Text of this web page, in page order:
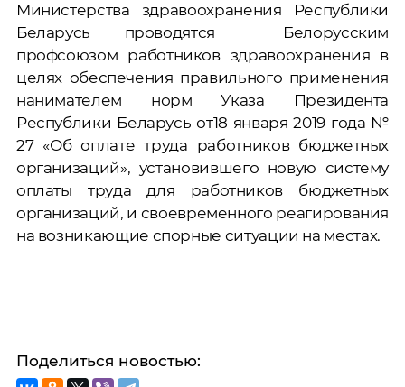
Министерства здравоохранения Республики
Беларусь проводятся Белорусским
профсоюзом работников здравоохранения в
целях обеспечения правильного применения
нанимателем норм Указа Президента
Республики Беларусь от18 января 2019 года №
27 «Об оплате труда работников бюджетных
организаций», установившего новую систему
оплаты труда для работников бюджетных
организаций, и своевременного реагирования
на возникающие спорные ситуации на местах.
Поделиться новостью: